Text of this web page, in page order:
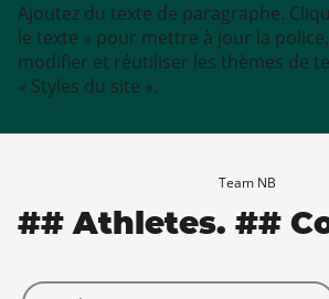
Ajoutez du texte de paragraphe.
le texte » pour mettre à jour la
modifier et réutiliser les thèmes de
« Styles du site ».
Team NB
## Athletes. ##